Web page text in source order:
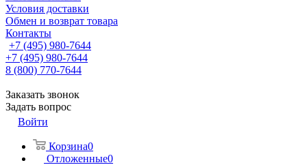
Условия доставки
Обмен и возврат товара
Контакты
+7 (495) 980-7644
+7 (495) 980-7644
8 (800) 770-7644
Заказать звонок
Задать вопрос
Войти
Корзина0
Отложенные0